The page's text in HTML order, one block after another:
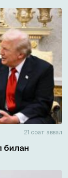
21 соат аввал
билан